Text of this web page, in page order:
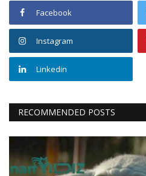
Facebook
Instagram
Linkedin
RECOMMENDED POSTS